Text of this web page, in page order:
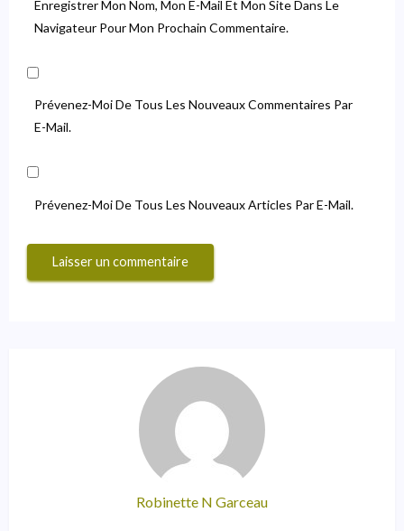
Enregistrer Mon Nom, Mon E-Mail Et Mon Site Dans Le
Navigateur Pour Mon Prochain Commentaire.
Prévenez-Moi De Tous Les Nouveaux Commentaires Par
E-Mail.
Prévenez-Moi De Tous Les Nouveaux Articles Par E-Mail.
Robinette N Garceau